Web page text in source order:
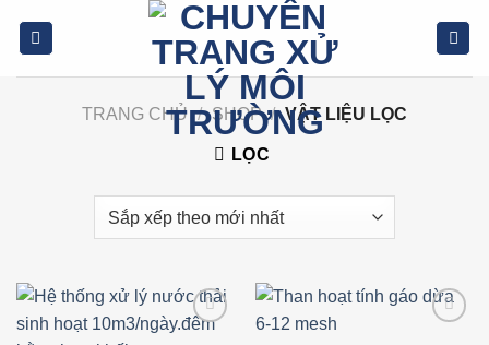
TRANG CHỦ / SHOP / VẬT LIỆU LỌC
LỌC